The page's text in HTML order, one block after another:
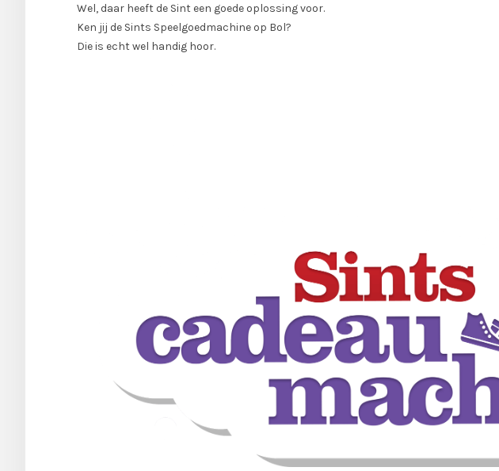
Wel, daar heeft de Sint een goede oplossing voor.
Ken jij de Sints Speelgoedmachine op Bol?
Die is echt wel handig hoor.